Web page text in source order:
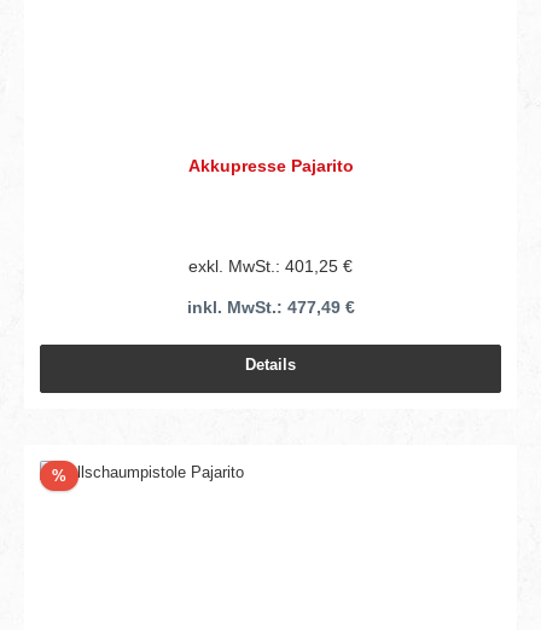
Akkupresse Pajarito
exkl. MwSt.: 401,25 €
inkl. MwSt.: 477,49 €
Details
%Rabatt